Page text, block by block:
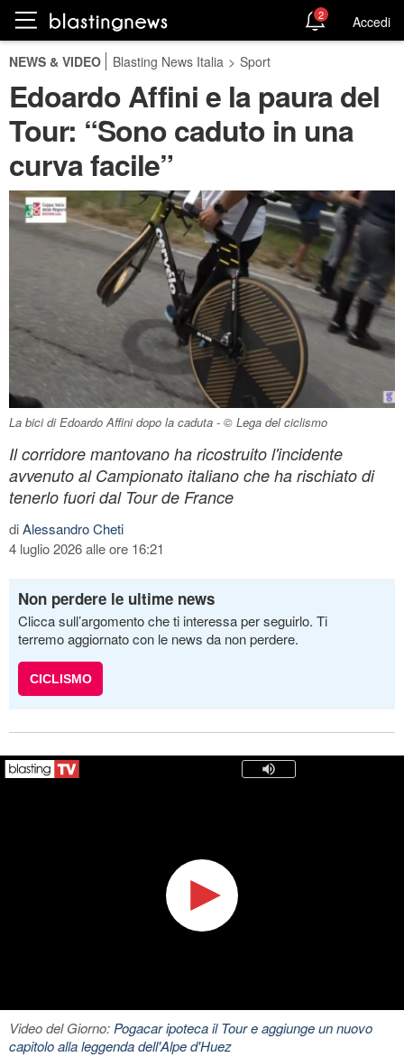
2 Accedi
NEWS & VIDEO Blasting News Italia > Sport
Edoardo Affini e la paura del
Tour: “Sono caduto in una
curva facile”
La bici di Edoardo Affini dopo la caduta - © Lega del ciclismo
Il corridore mantovano ha ricostruito l'incidente
avvenuto al Campionato italiano che ha rischiato di
tenerlo fuori dal Tour de France
diAlessandro Cheti
4 luglio 2026 alle ore 16:21
Non perdere le ultime news
Clicca sull’argomento che ti interessa per seguirlo. Ti
terremo aggiornato con le news da non perdere.
CICLISMO
Video del Giorno:Pogacar ipoteca il Tour e aggiunge un nuovo
capitolo alla leggenda dell'Alpe d'Huez